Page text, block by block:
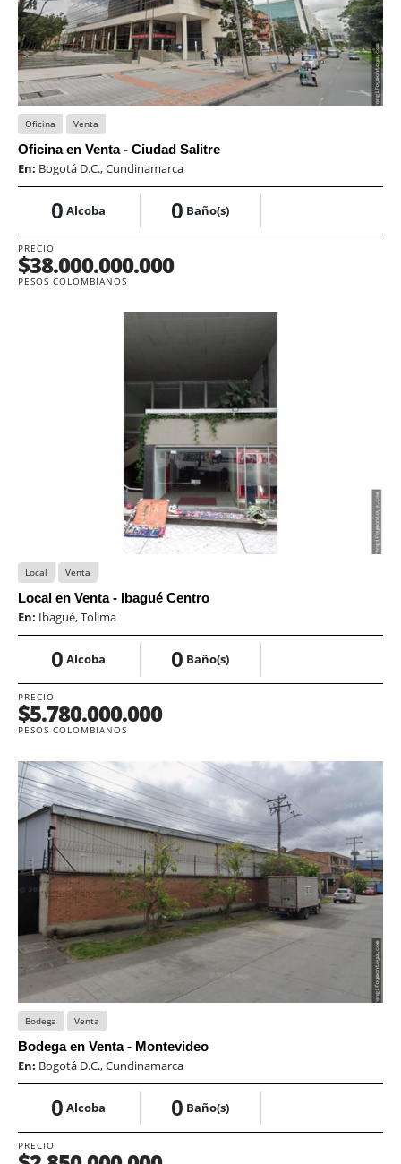
Oficina Venta
Oficina en Venta - Ciudad Salitre
En: Bogotá D.C., Cundinamarca
0 Alcoba 0 Baño(s)
PRECIO
$38.000.000.000
PESOS COLOMBIANOS
Local Venta
Local en Venta - Ibagué Centro
En: Ibagué, Tolima
0 Alcoba 0 Baño(s)
PRECIO
$5.780.000.000
PESOS COLOMBIANOS
Bodega Venta
Bodega en Venta - Montevideo
En: Bogotá D.C., Cundinamarca
0 Alcoba 0 Baño(s)
PRECIO